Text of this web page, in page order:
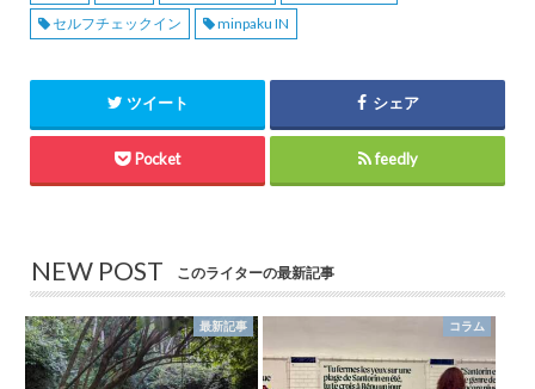
セルフチェックイン
minpaku IN
ツイート シェア
Pocket feedly
NEW POST このライターの最新記事
最新記事 コラム